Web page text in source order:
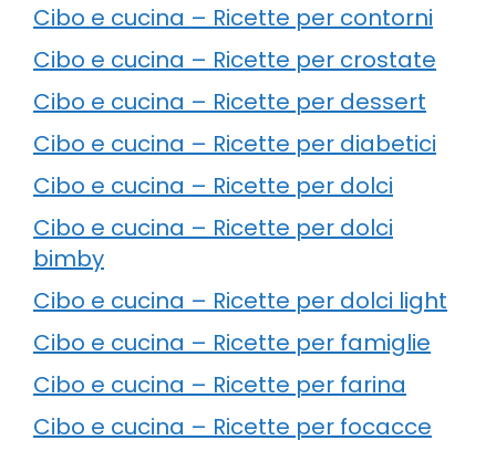
Cibo e cucina – Ricette per contorni
Cibo e cucina – Ricette per crostate
Cibo e cucina – Ricette per dessert
Cibo e cucina – Ricette per diabetici
Cibo e cucina – Ricette per dolci
Cibo e cucina – Ricette per dolci
bimby
Cibo e cucina – Ricette per dolci light
Cibo e cucina – Ricette per famiglie
Cibo e cucina – Ricette per farina
Cibo e cucina – Ricette per focacce